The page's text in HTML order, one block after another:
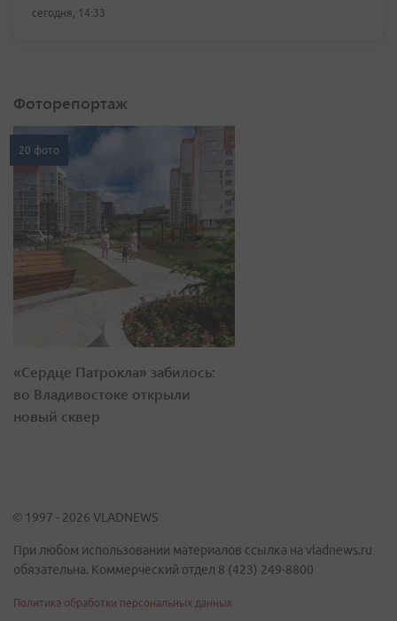
сегодня, 14:33
Фоторепортаж
20 фото
«Сердце Патрокла» забилось:
во Владивостоке открыли
новый сквер
© 1997 - 2026 VLADNEWS
При любом использовании материалов ссылка на vladnews.ru
обязательна. Коммерческий отдел 8 (423) 249-8800
Политика обработки персональных данных